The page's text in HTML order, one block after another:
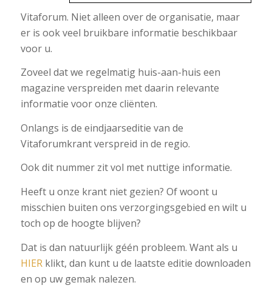
Vitaforum. Niet alleen over de organisatie, maar
er is ook veel bruikbare informatie beschikbaar
voor u.
Zoveel dat we regelmatig huis-aan-huis een
magazine verspreiden met daarin relevante
informatie voor onze cliënten.
Onlangs is de eindjaarseditie van de
Vitaforumkrant verspreid in de regio.
Ook dit nummer zit vol met nuttige informatie.
Heeft u onze krant niet gezien? Of woont u
misschien buiten ons verzorgingsgebied en wilt u
toch op de hoogte blijven?
Dat is dan natuurlijk géén probleem. Want als u
HIERklikt, dan kunt u de laatste editie downloaden
en op uw gemak nalezen.